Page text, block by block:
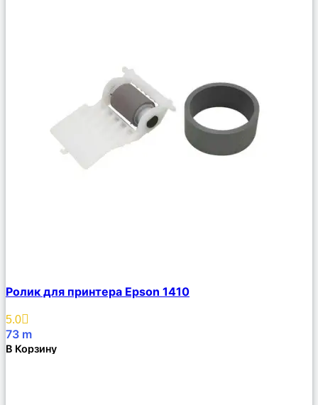
Описание
Избранное
Ролик для принтера Epson 1410
5.0
73 m
В Корзину